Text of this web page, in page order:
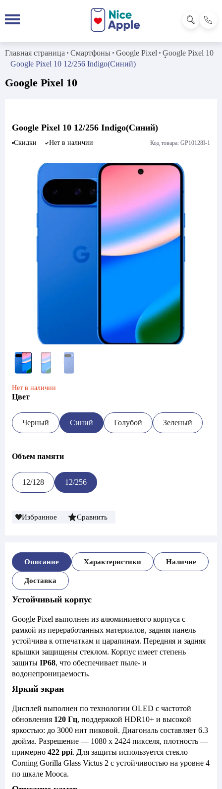
Главная страница Смартфоны Google Pixel
Google Pixel 10
Google Pixel 10 12/256 Indigo(Синий)
Google Pixel 10
Google Pixel 10 12/256 Indigo(Синий)
Скидки Нет в наличии Код товара: GP10128I-1
Нет в наличии
Цвет
Черный Синий Голубой Зеленый
Объем памяти
12/128 12/256
Избранное Сравнить
Описание Характеристики Наличие
Доставка
Устойчивый корпус
Google Pixel выполнен из алюминиевого корпуса с
рамкой из переработанных материалов, задняя панель
устойчива к отпечаткам и царапинам. Передняя и задняя
крышки защищены стеклом. Корпус имеет степень
защиты IP68, что обеспечивает пыле- и
водонепроницаемость.
Яркий экран
Дисплей выполнен по технологии OLED с частотой
обновления 120 Гц, поддержкой HDR10+ и высокой
яркостью: до 3000 нит пиковой. Диагональ составляет 6.3
дюйма. Разрешение — 1080 x 2424 пикселя, плотность —
примерно 422 ppi. Для защиты используется стекло
Corning Gorilla Glass Victus 2 с устойчивостью на уровне 4
по шкале Мооса.